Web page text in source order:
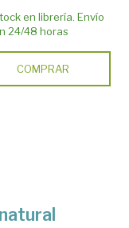
en librería. Envío
24/48 horas
COMPRAR